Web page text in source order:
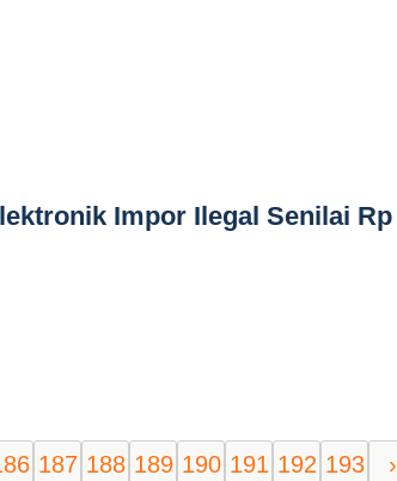
Impor Ilegal Senilai Rp
187 188 189 190 191 192 193 ›